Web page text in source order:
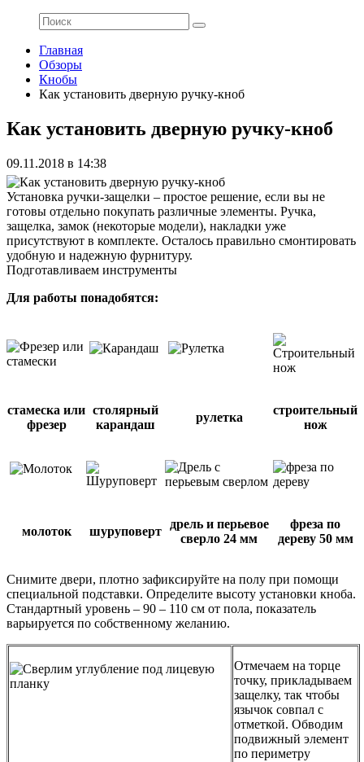
Главная
Обзоры
Кнобы
Как установить дверную ручку-кноб
Как установить дверную ручку-кноб
09.11.2018 в 14:38
Установка ручки-защелки – простое решение, если вы не
готовы отдельно покупать различные элементы. Ручка,
защелка, замок (некоторые модели), накладки уже
присутствуют в комплекте. Осталось правильно смонтировать
удобную и надежную фурнитуру.
Подготавливаем инструменты
Для работы понадобятся:
стамеска или
фрезер
столярный
карандаш
рулетка
строительный
нож
молоток шуруповерт
дрель и перьевое
сверло 24 мм
фреза по
дереву 50 мм
Снимите двери, плотно зафиксируйте на полу при помощи
специальной подставки. Определите высоту установки кноба.
Стандартный уровень – 90 – 110 см от пола, показатель
варьируется по собственному желанию.
Отмечаем на торце
точку, прикладываем
защелку, так чтобы
язычок совпал с
отметкой. Обводим
подвижный элемент
по периметру